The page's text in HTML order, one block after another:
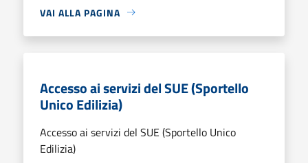
VAI ALLA PAGINA
Accesso ai servizi del SUE (Sportello
Unico Edilizia)
Accesso ai servizi del SUE (Sportello Unico
Edilizia)